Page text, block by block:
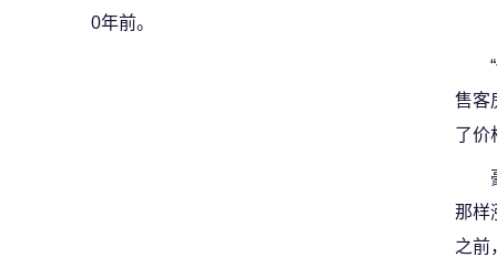
0年前。
售客
了价
那样
之前